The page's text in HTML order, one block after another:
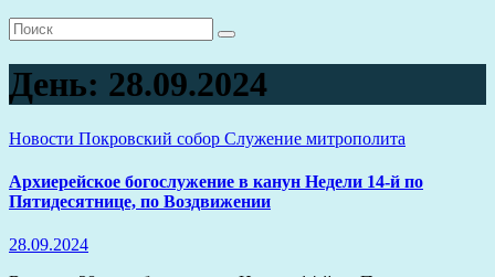
День: 28.09.2024
Новости Покровский собор Служение митрополита
Архиерейское богослужение в канун Недели 14-й по
Пятидесятнице, по Воздвижении
28.09.2024